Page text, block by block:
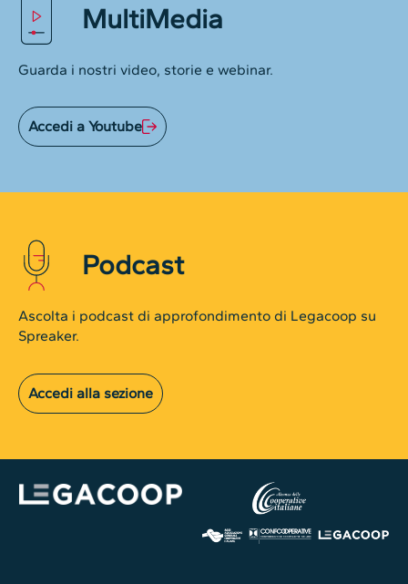
MultiMedia
Guarda i nostri video, storie e webinar.
Accedi a Youtube
Podcast
Ascolta i podcast di approfondimento di Legacoop su
Spreaker.
Accedi alla sezione